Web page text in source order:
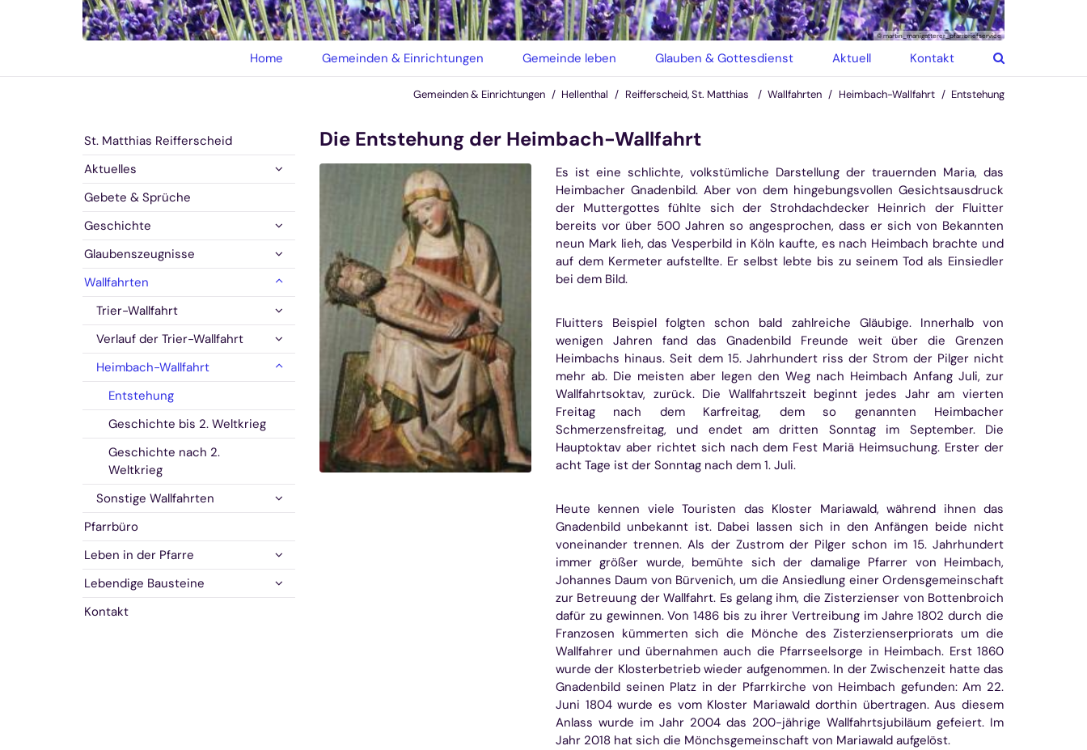
Home Gemeinden & Einrichtungen Gemeinde leben Glauben & Gottesdienst Aktuell Kontakt
© martin_manigatterer_pfarrbriefservice
Gemeinden & Einrichtungen Hellenthal Reifferscheid, St. Matthias Wallfahrten Heimbach-Wallfahrt Entstehung
Die Entstehung der Heimbach-Wallfahrt
Es ist eine schlichte, volkstümliche Darstellung der trauernden Maria, das
Heimbacher Gnadenbild. Aber von dem hingebungsvollen Gesichtsausdruck
der Muttergottes fühlte sich der Strohdachdecker Heinrich der Fluitter
bereits vor über 500 Jahren so angesprochen, dass er sich von Bekannten
neun Mark lieh, das Vesperbild in Köln kaufte, es nach Heimbach brachte und
auf dem Kermeter aufstellte. Er selbst lebte bis zu seinem Tod als Einsiedler
bei dem Bild.
Fluitters Beispiel folgten schon bald zahlreiche Gläubige. Innerhalb von
wenigen Jahren fand das Gnadenbild Freunde weit über die Grenzen
Heimbachs hinaus. Seit dem 15. Jahrhundert riss der Strom der Pilger nicht
mehr ab. Die meisten aber legen den Weg nach Heimbach Anfang Juli, zur
Wallfahrtsoktav, zurück. Die Wallfahrtszeit beginnt jedes Jahr am vierten
Freitag nach dem Karfreitag, dem so genannten Heimbacher
Schmerzensfreitag, und endet am dritten Sonntag im September. Die
Hauptoktav aber richtet sich nach dem Fest Mariä Heimsuchung. Erster der
acht Tage ist der Sonntag nach dem 1. Juli.
Heute kennen viele Touristen das Kloster Mariawald, während ihnen das
Gnadenbild unbekannt ist. Dabei lassen sich in den Anfängen beide nicht
voneinander trennen. Als der Zustrom der Pilger schon im 15. Jahrhundert
immer größer wurde, bemühte sich der damalige Pfarrer von Heimbach,
Johannes Daum von Bürvenich, um die Ansiedlung einer Ordensgemeinschaft
zur Betreuung der Wallfahrt. Es gelang ihm, die Zisterzienser von Bottenbroich
dafür zu gewinnen. Von 1486 bis zu ihrer Vertreibung im Jahre 1802 durch die
Franzosen kümmerten sich die Mönche des Zisterzienserpriorats um die
Wallfahrer und übernahmen auch die Pfarrseelsorge in Heimbach. Erst 1860
wurde der Klosterbetrieb wieder aufgenommen. In der Zwischenzeit hatte das
Gnadenbild seinen Platz in der Pfarrkirche von Heimbach gefunden: Am 22.
Juni 1804 wurde es vom Kloster Mariawald dorthin übertragen. Aus diesem
Anlass wurde im Jahr 2004 das 200-jährige Wallfahrtsjubiläum gefeiert. Im
Jahr 2018 hat sich die Mönchsgemeinschaft von Mariawald aufgelöst.
St. Matthias Reifferscheid
Aktuelles
Gebete & Sprüche
Geschichte
Glaubenszeugnisse
Wallfahrten
Trier-Wallfahrt
Verlauf der Trier-Wallfahrt
Heimbach-Wallfahrt
Entstehung
Geschichte bis 2. Weltkrieg
Geschichte nach 2.
Weltkrieg
Sonstige Wallfahrten
Pfarrbüro
Leben in der Pfarre
Lebendige Bausteine
Kontakt